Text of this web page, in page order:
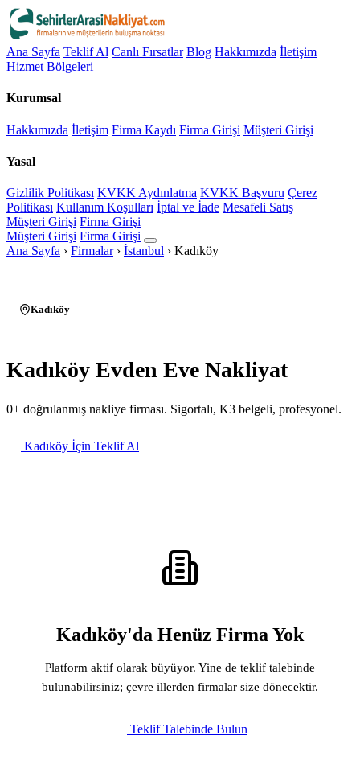
Ana Sayfa Teklif Al Canlı Fırsatlar Blog Hakkımızda İletişim
Hizmet Bölgeleri
Kurumsal
Hakkımızda İletişim Firma Kaydı Firma Girişi Müşteri Girişi
Yasal
Gizlilik Politikası KVKK Aydınlatma KVKK Başvuru Çerez
Politikası Kullanım Koşulları İptal ve İade Mesafeli Satış
Müşteri Girişi Firma Girişi
Müşteri Girişi Firma Girişi
Ana Sayfa › Firmalar › İstanbul › Kadıköy
Kadıköy
Kadıköy Evden Eve Nakliyat
0+ doğrulanmış nakliye firması. Sigortalı, K3 belgeli, profesyonel.
Kadıköy İçin Teklif Al
Kadıköy'da Henüz Firma Yok
Platform aktif olarak büyüyor. Yine de teklif talebinde
bulunabilirsiniz; çevre illerden firmalar size dönecektir.
Teklif Talebinde Bulun